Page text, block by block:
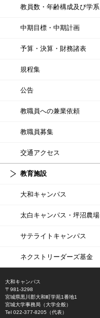
教員数・年齢構成及び学系
中期目標・中期計画
予算・決算・財務諸表
規程集
公告
教職員への兼業依頼
教職員募集
交通アクセス
教育施設
大和キャンパス
太白キャンパス・坪沼農場
サテライトキャンパス
ネクストリーダーズ基金
大和キャンパス
〒981-3298
宮城県黒川郡大和町学苑1番地1
宮城大学事務局（大学全般）
Tel 022-377-8205（代表）